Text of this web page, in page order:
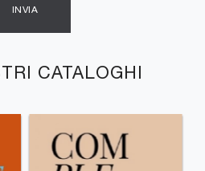
CATALOGHI
INVIA